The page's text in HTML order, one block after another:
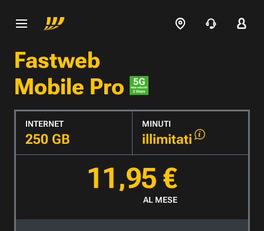
Fastweb
Mobile Pro
INTERNET
250 GB
MINUTI
illimitati
11,95 €
AL MESE